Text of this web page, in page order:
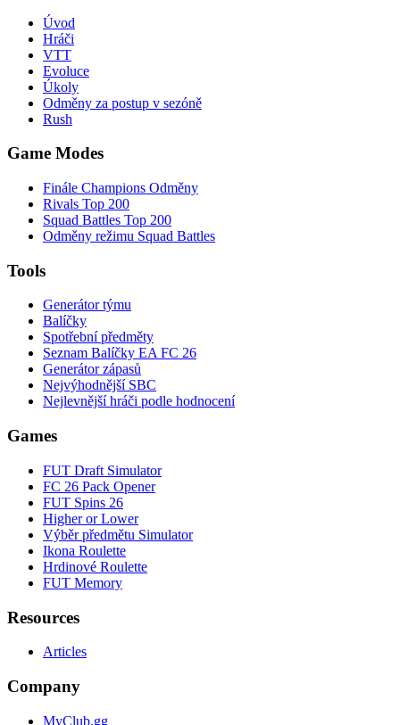
Úvod
Hráči
VTT
Evoluce
Úkoly
Odměny za postup v sezóně
Rush
Game Modes
Finále Champions Odměny
Rivals Top 200
Squad Battles Top 200
Odměny režimu Squad Battles
Tools
Generátor týmu
Balíčky
Spotřební předměty
Seznam Balíčky EA FC 26
Generátor zápasů
Nejvýhodnější SBC
Nejlevnější hráči podle hodnocení
Games
FUT Draft Simulator
FC 26 Pack Opener
FUT Spins 26
Higher or Lower
Výběr předmětu Simulator
Ikona Roulette
Hrdinové Roulette
FUT Memory
Resources
Articles
Company
MyClub.gg